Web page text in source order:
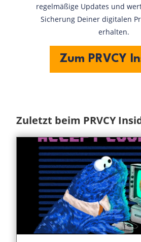
regelmäßige Updates und
Sicherung Deiner digitalen
erhalten.
Zum PRVCY
Zuletzt beim PRVCY